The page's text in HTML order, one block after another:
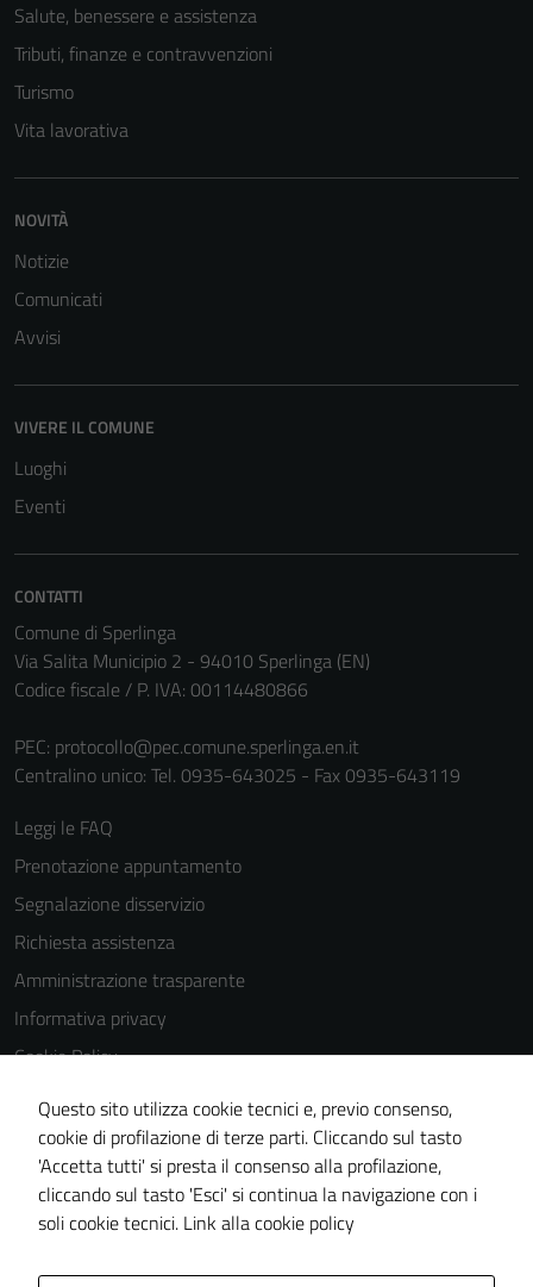
Salute, benessere e assistenza
Tributi, finanze e contravvenzioni
Turismo
Vita lavorativa
NOVITÀ
Notizie
Comunicati
Avvisi
VIVERE IL COMUNE
Luoghi
Eventi
CONTATTI
Comune di Sperlinga
Via Salita Municipio 2 - 94010 Sperlinga (EN)
Codice fiscale / P. IVA: 00114480866
PEC: protocollo@pec.comune.sperlinga.en.it
Centralino unico: Tel. 0935-643025 - Fax 0935-643119
Leggi le FAQ
Prenotazione appuntamento
Segnalazione disservizio
Richiesta assistenza
Amministrazione trasparente
Informativa privacy
Cookie Policy
Note legali
Dichiarazione di accessibilità
Obiettivi di accessibilità
Piano di miglioramento del sito
Questo sito utilizza cookie tecnici e, previo consenso,
cookie di profilazione di terze parti. Cliccando sul tasto
'Accetta tutti' si presta il consenso alla profilazione,
cliccando sul tasto 'Esci' si continua la navigazione con i
soli cookie tecnici. Link alla cookie policy
informazioni